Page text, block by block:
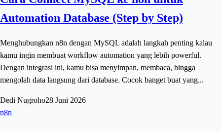
Automation Database (Step by Step)
Menghubungkan n8n dengan MySQL adalah langkah penting kalau
kamu ingin membuat workflow automation yang lebih powerful.
Dengan integrasi ini, kamu bisa menyimpan, membaca, hingga
mengolah data langsung dari database. Cocok banget buat yang...
Dedi Nugroho28 Juni 2026
n8n